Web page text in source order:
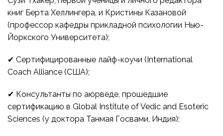
книг Берта Хеллингера, и Кристины Казановой
(профессор кафедры прикладной психологии Нью-
Йоркского Университета);
✔ Сертифицированные лайф-коучи (International
Coach Alliance (США);
✔ Консультанты по аюрведе, прошедшие
сертификацию в Global Institute of Vedic and Esoteric
Sciences (у доктора Танмая Госвами, Индия);